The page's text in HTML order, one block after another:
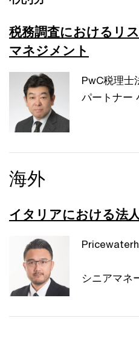
税務調査におけるリ
マネジメント
PwC税理
パートナー
海外
イタリアにおける法
シニアマネ